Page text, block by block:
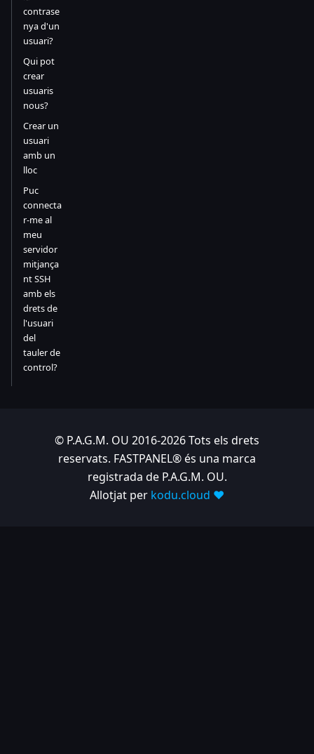
contrase
nya d'un
usuari?
Qui pot
crear
usuaris
nous?
Crear un
usuari
amb un
lloc
Puc
connecta
r-me al
meu
servidor
mitjança
nt SSH
amb els
drets de
l'usuari
del
tauler de
control?
© P.A.G.M. OU 2016-2026 Tots els drets
reservats. FASTPANEL® és una marca
registrada de P.A.G.M. OU.
Allotjat per kodu.cloud ❤️